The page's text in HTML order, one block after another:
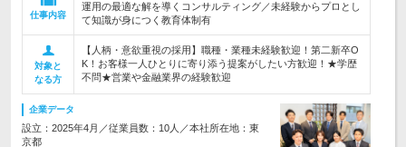
仕事内容
運用の最適な解を導くコンサルティング／未経験からプロとし
て知識が身につく教育体制有
対象と
なる方
【人柄・意欲重視の採用】職種・業種未経験歓迎！第二新卒O
K！お客様一人ひとりに寄り添う提案がしたい方歓迎！★学歴
不問★営業や金融業界の経験歓迎
企業データ
設立：2025年4月／従業員数：10人／本社所在地：東
京都